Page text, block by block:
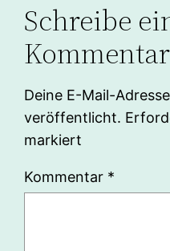
Schreibe
Kommentar
Deine E-Mail-
veröffentlicht.
markiert
Kommentar *